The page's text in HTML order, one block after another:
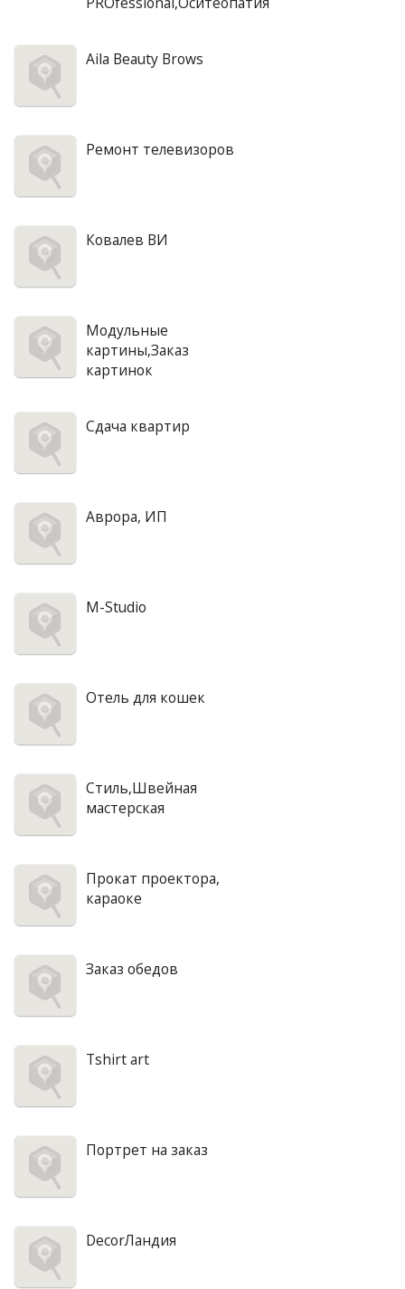
Aila Beauty Brows
Ремонт телевизоров
Ковалев ВИ
Модульные
картины,Заказ
картинок
Сдача квартир
Аврора, ИП
M-Studio
Отель для кошек
Стиль,Швейная
мастерская
Прокат проектора,
караоке
Заказ обедов
Tshirt art
Портрет на заказ
DecorЛандия